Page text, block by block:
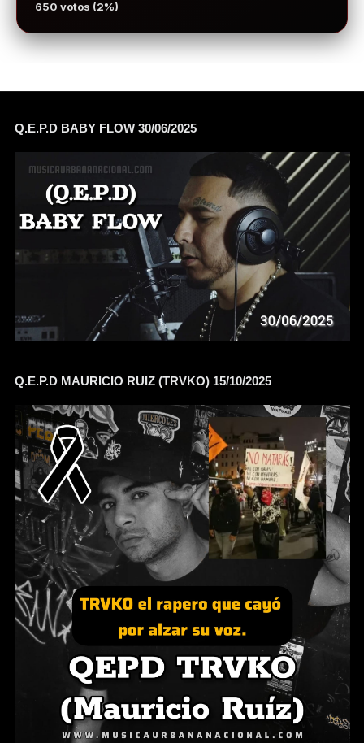
650 votos (2%)
Q.E.P.D BABY FLOW 30/06/2025
Q.E.P.D MAURICIO RUIZ (TRVKO) 15/10/2025